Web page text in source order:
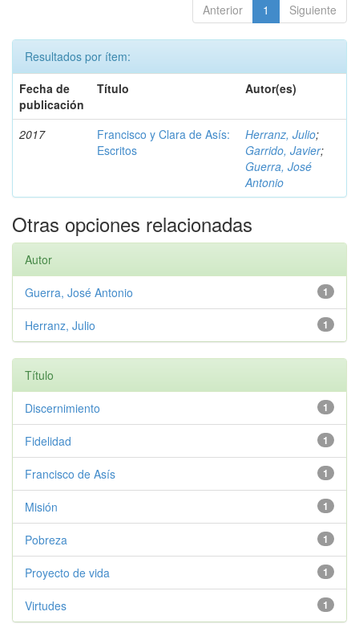
Anterior 1 Siguiente
Resultados por ítem:
Fecha de
publicación
Título Autor(es)
2017
Francisco y Clara de Asís:
Escritos
Herranz, Julio;
Garrido, Javier;
Guerra, José
Antonio
Otras opciones relacionadas
Autor
1
Guerra, José Antonio
1
Herranz, Julio
Título
1
Discernimiento
1
Fidelidad
1
Francisco de Asís
1
Misión
1
Pobreza
1
Proyecto de vida
1
Virtudes